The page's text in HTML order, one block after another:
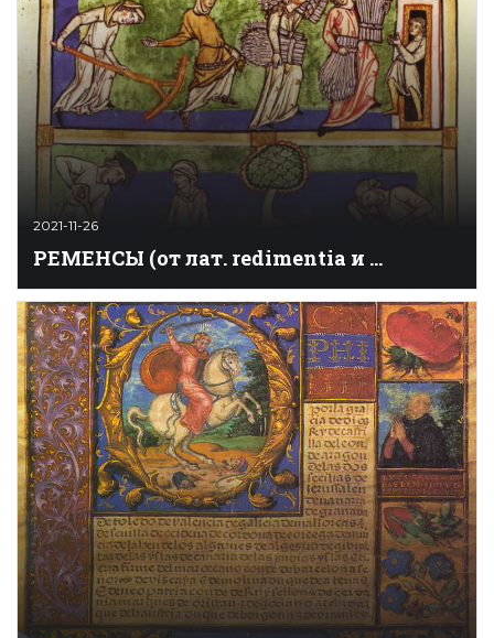
2021-11-26
РЕМEНСЫ (от лат. redimentia и ...
Крепостные крестьяне Старой Каталонии,
вынужденные в случае ухода от сеньора заплатить
выкуп – ременсу. Ременса относилась к самому
тяжелому из «Дурных обычаев» средневековой
Каталонии, поэтому она стала синонимом
крепостной зависимости в целом. Происхождение
ременсы точно не установ